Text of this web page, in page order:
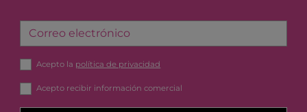
Correo electrónico
Acepto la política de privacidad
Acepto recibir información comercial